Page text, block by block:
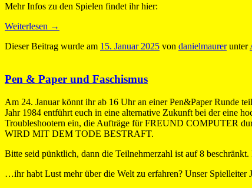
Mehr Infos zu den Spielen findet ihr hier:
Weiterlesen →
Dieser Beitrag wurde am 15. Januar 2025 von danielmaurerunter
Pen & Paper und Faschismus
Am 24. Januar könnt ihr ab 16 Uhr an einer Pen&Paper Runde
Jahr 1984 entführt euch in eine alternative Zukunft bei der eine
Troubleshootern ein, die Aufträge für FREUND COMPUTER
WIRD MIT DEM TODE BESTRAFT.
Bitte seid pünktlich, dann die Teilnehmerzahl ist auf 8
…ihr habt Lust mehr über die Welt zu erfahren? Unser Spielleiter